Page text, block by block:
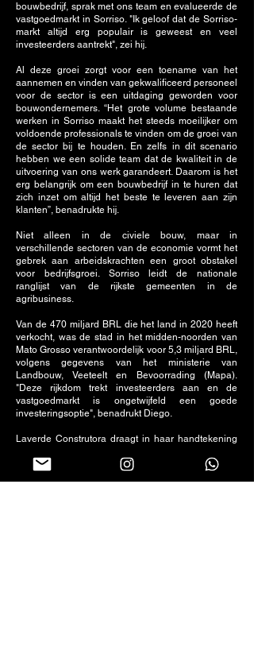
bouwbedrijf, sprak met ons team en evalueerde de
vastgoedmarkt in Sorriso. "Ik geloof dat de Sorriso-
markt altijd erg populair is geweest en veel
investeerders aantrekt", zei hij.
Al deze groei zorgt voor een toename van het
aannemen en vinden van gekwalificeerd personeel
voor de sector is een uitdaging geworden voor
bouwondernemers. “Het grote volume bestaande
werken in Sorriso maakt het steeds moeilijker om
voldoende professionals te vinden om de groei van
de sector bij te houden. En zelfs in dit scenario
hebben we een solide team dat de kwaliteit in de
uitvoering van ons werk garandeert. Daarom is het
erg belangrijk om een bouwbedrijf in te huren dat
zich inzet om altijd het beste te leveren aan zijn
klanten”, benadrukte hij.
Niet alleen in de civiele bouw, maar in
verschillende sectoren van de economie vormt het
gebrek aan arbeidskrachten een groot obstakel
voor bedrijfsgroei. Sorriso leidt de nationale
ranglijst van de rijkste gemeenten in de
agribusiness.
Van de 470 miljard BRL die het land in 2020 heeft
verkocht, was de stad in het midden-noorden van
Mato Grosso verantwoordelijk voor 5,3 miljard BRL,
volgens gegevens van het ministerie van
Landbouw, Veeteelt en Bevoorrading (Mapa).
"Deze rijkdom trekt investeerders aan en de
vastgoedmarkt is ongetwijfeld een goede
investeringsoptie", benadrukt Diego.
Laverde Construtora draagt in haar handtekening
heeft een gekwalificeerd team om altijd het beste te